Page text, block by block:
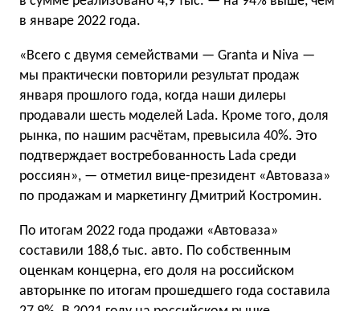
в январе 2022 года.
«Всего с двумя семействами — Granta и Niva —
мы практически повторили результат продаж
января прошлого года, когда наши дилеры
продавали шесть моделей Lada. Кроме того, доля
рынка, по нашим расчётам, превысила 40%. Это
подтверждает востребованность Lada среди
россиян», — отметил вице-президент «Автоваза»
по продажам и маркетингу Дмитрий Костромин.
По итогам 2022 года продажи «Автоваза»
составили 188,6 тыс. авто. По собственным
оценкам концерна, его доля на российском
авторынке по итогам прошедшего года составила